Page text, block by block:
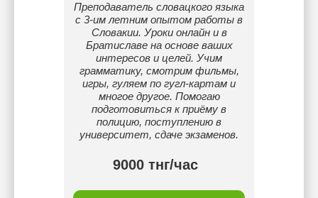
Преподаватель словацкого языка
с 3-им летним опытом работы в
Словакии. Уроки онлайн и в
Братиславе на основе ваших
интересов и целей. Учим
грамматику, смотрим фильмы,
игры, гуляем по гугл-картам и
многое другое. Помогаю
подготовиться к приёму в
полицию, поступлению в
университет, сдаче экзаменов.
9000 тнг/час